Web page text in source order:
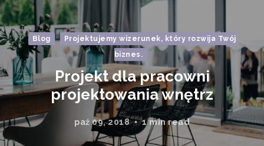
Blog
Projektujemy wizerunek, który rozwija Twój
biznes.
Projekt dla pracowni
projektowania wnętrz
paź 09, 2018 1 min read